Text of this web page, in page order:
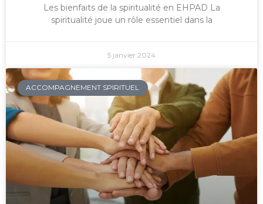
Les bienfaits de la spiritualité en EHPAD La
spiritualité joue un rôle essentiel dans la
5 janvier 2024
ACCOMPAGNEMENT SPIRITUEL